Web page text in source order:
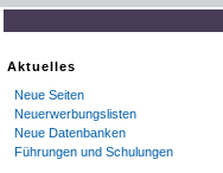
Aktuelles
Neue Seiten
Neuerwerbungslisten
Neue Datenbanken
Führungen und Schulungen